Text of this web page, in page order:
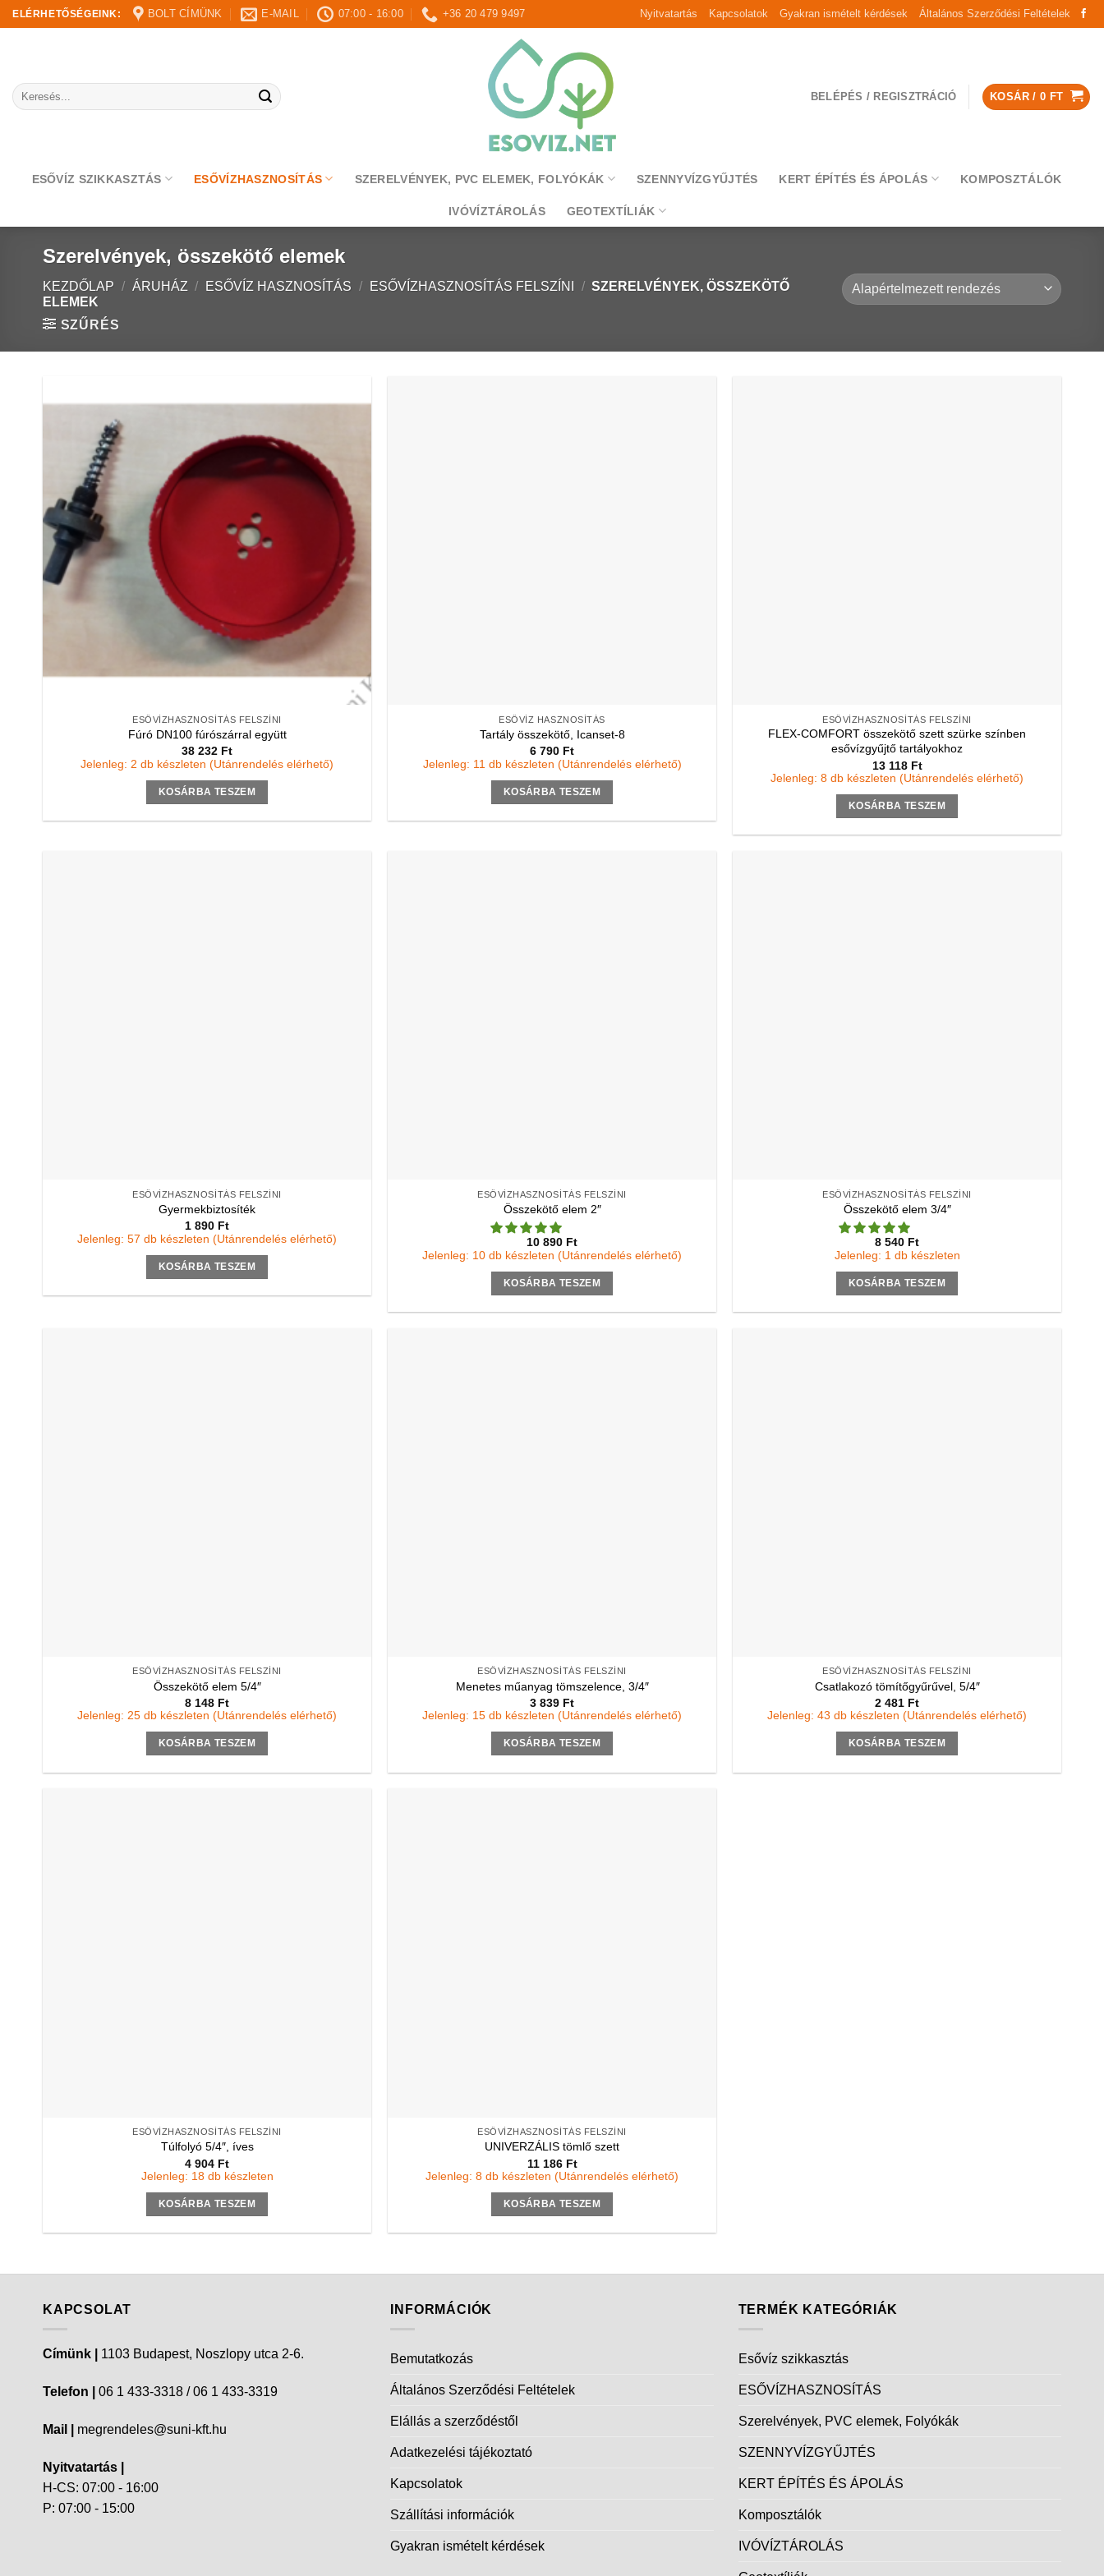
Skip
to
ELÉRHETŐSÉGEINK: BOLT CÍMÜNK E-MAIL 07:00 - 16:00 +36 20 479 9497 Nyitvatartás Kapcsolatok Gyakran ismételt kérdések Általános Szerződési Feltételek
Keresés
a
BELÉPÉS / REGISZTRÁCIÓ KOSÁR /0 FT
ESŐVÍZ SZIKKASZTÁS ESŐVÍZHASZNOSÍTÁS SZERELVÉNYEK, PVC ELEMEK, FOLYÓKÁK SZENNYVÍZGYŰJTÉS KERT ÉPÍTÉS ÉS ÁPOLÁS KOMPOSZTÁLÓK
IVÓVÍZTÁROLÁS GEOTEXTÍLIÁK
Szerelvények, összekötő elemek
KEZDŐLAP / ÁRUHÁZ / ESŐVÍZ HASZNOSÍTÁS / ESŐVÍZHASZNOSÍTÁS FELSZÍNI / SZERELVÉNYEK, ÖSSZEKÖTŐ
ELEMEK
SZŰRÉS
ESŐVÍZHASZNOSÍTÁS FELSZÍNI
Fúró DN100 fúrószárral együtt
38 232 Ft
Jelenleg: 2 db készleten (Utánrendelés elérhető)
KOSÁRBA TESZEM
ESŐVÍZ HASZNOSÍTÁS
Tartály összekötő, Icanset-8
6 790 Ft
Jelenleg: 11 db készleten (Utánrendelés elérhető)
KOSÁRBA TESZEM
ESŐVÍZHASZNOSÍTÁS FELSZÍNI
FLEX-COMFORT összekötő szett szürke színben
esővízgyűjtő tartályokhoz
13 118 Ft
Jelenleg: 8 db készleten (Utánrendelés elérhető)
KOSÁRBA TESZEM
ESŐVÍZHASZNOSÍTÁS FELSZÍNI
Gyermekbiztosíték
1 890 Ft
Jelenleg: 57 db készleten (Utánrendelés elérhető)
KOSÁRBA TESZEM
ESŐVÍZHASZNOSÍTÁS FELSZÍNI
Összekötő elem 2″
10 890 Ft
Jelenleg: 10 db készleten (Utánrendelés elérhető)
KOSÁRBA TESZEM
ESŐVÍZHASZNOSÍTÁS FELSZÍNI
Összekötő elem 3/4″
8 540 Ft
Jelenleg: 1 db készleten
KOSÁRBA TESZEM
ESŐVÍZHASZNOSÍTÁS FELSZÍNI
Összekötő elem 5/4″
8 148 Ft
Jelenleg: 25 db készleten (Utánrendelés elérhető)
KOSÁRBA TESZEM
ESŐVÍZHASZNOSÍTÁS FELSZÍNI
Menetes műanyag tömszelence, 3/4″
3 839 Ft
Jelenleg: 15 db készleten (Utánrendelés elérhető)
KOSÁRBA TESZEM
ESŐVÍZHASZNOSÍTÁS FELSZÍNI
Csatlakozó tömítőgyűrűvel, 5/4″
2 481 Ft
Jelenleg: 43 db készleten (Utánrendelés elérhető)
KOSÁRBA TESZEM
ESŐVÍZHASZNOSÍTÁS FELSZÍNI
Túlfolyó 5/4″, íves
4 904 Ft
Jelenleg: 18 db készleten
KOSÁRBA TESZEM
ESŐVÍZHASZNOSÍTÁS FELSZÍNI
UNIVERZÁLIS tömlő szett
11 186 Ft
Jelenleg: 8 db készleten (Utánrendelés elérhető)
KOSÁRBA TESZEM
KAPCSOLAT
Címünk | 1103 Budapest, Noszlopy utca 2-6.
Telefon | 06 1 433-3318 / 06 1 433-3319
Mail | megrendeles@suni-kft.hu
Nyitvatartás |
H-CS: 07:00 - 16:00
P: 07:00 - 15:00
INFORMÁCIÓK
Bemutatkozás
Általános Szerződési Feltételek
Elállás a szerződéstől
Adatkezelési tájékoztató
Kapcsolatok
Szállítási információk
Gyakran ismételt kérdések
TERMÉK KATEGÓRIÁK
Esővíz szikkasztás
ESŐVÍZHASZNOSÍTÁS
Szerelvények, PVC elemek, Folyókák
SZENNYVÍZGYŰJTÉS
KERT ÉPÍTÉS ÉS ÁPOLÁS
Komposztálók
IVÓVÍZTÁROLÁS